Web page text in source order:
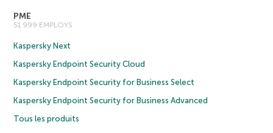
PME
51 999 EMPLOYS
Kaspersky Next
Kaspersky Endpoint Security Cloud
Kaspersky Endpoint Security for Business Select
Kaspersky Endpoint Security for Business Advanced
Tous les produits